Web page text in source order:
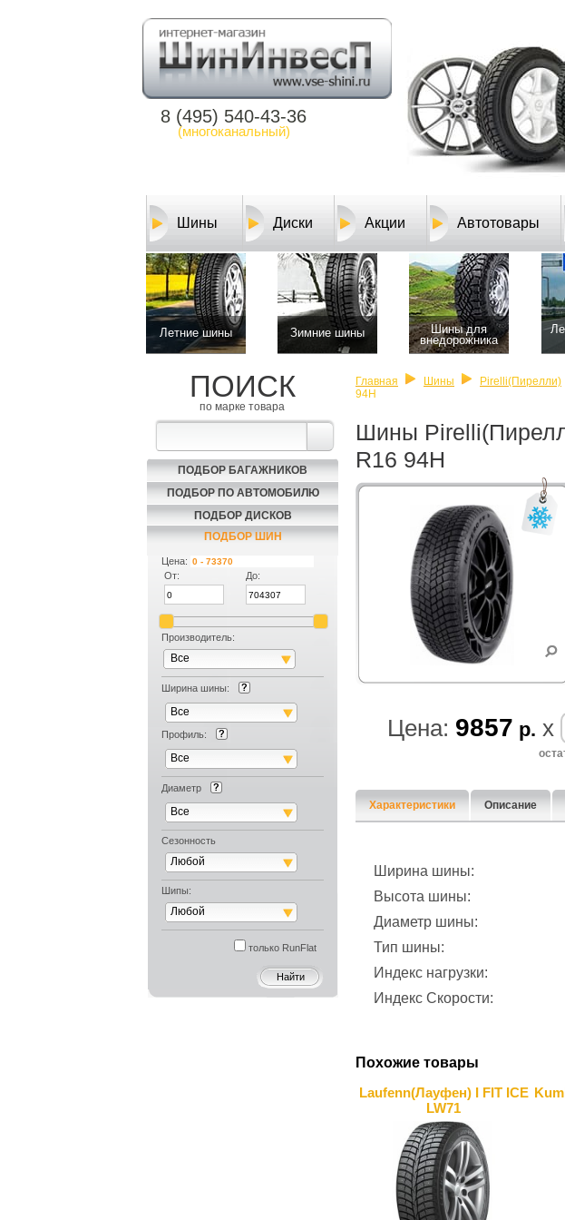
8 (495) 540-43-36
(многоканальный)
Шины Диски Акции Автотовары
Летние шины Зимние шины
Шины для
внедорожника
ПОИСК
по марке товара
ПОДБОР БАГАЖНИКОВ
ПОДБОР ПО АВТОМОБИЛЮ
ПОДБОР ДИСКОВ
ПОДБОР ШИН
Цена:
От:
До:
Производитель:
Все
Ширина шины:
Все
Профиль:
Все
Диаметр
Все
Сезонность
Любой
Шипы:
Любой
только RunFlat
Главная Шины Pirelli(Пирелли)
94H
Шины
R16 94H
Цена: 9857 р. x
Характеристики Описание
Ширина шины:
Высота шины:
Диаметр шины:
Тип шины:
Индекс нагрузки:
Индекс Скорости:
Похожие товары
Laufenn(Лауфен) I FIT ICE
LW71